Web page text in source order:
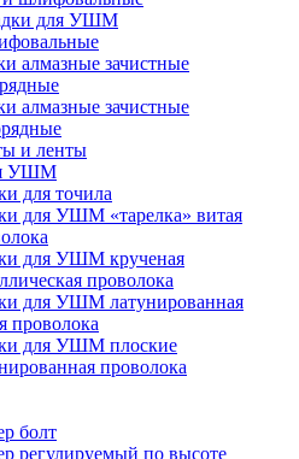
для УШМ
алмазные зачистные
алмазные зачистные
и ленты
УШМ
для точила
для УШМ «тарелка» витая
для УШМ крученая
проволока
для УШМ латунированная
проволока
для УШМ плоские
проволока
болт
регулируемый по высоте